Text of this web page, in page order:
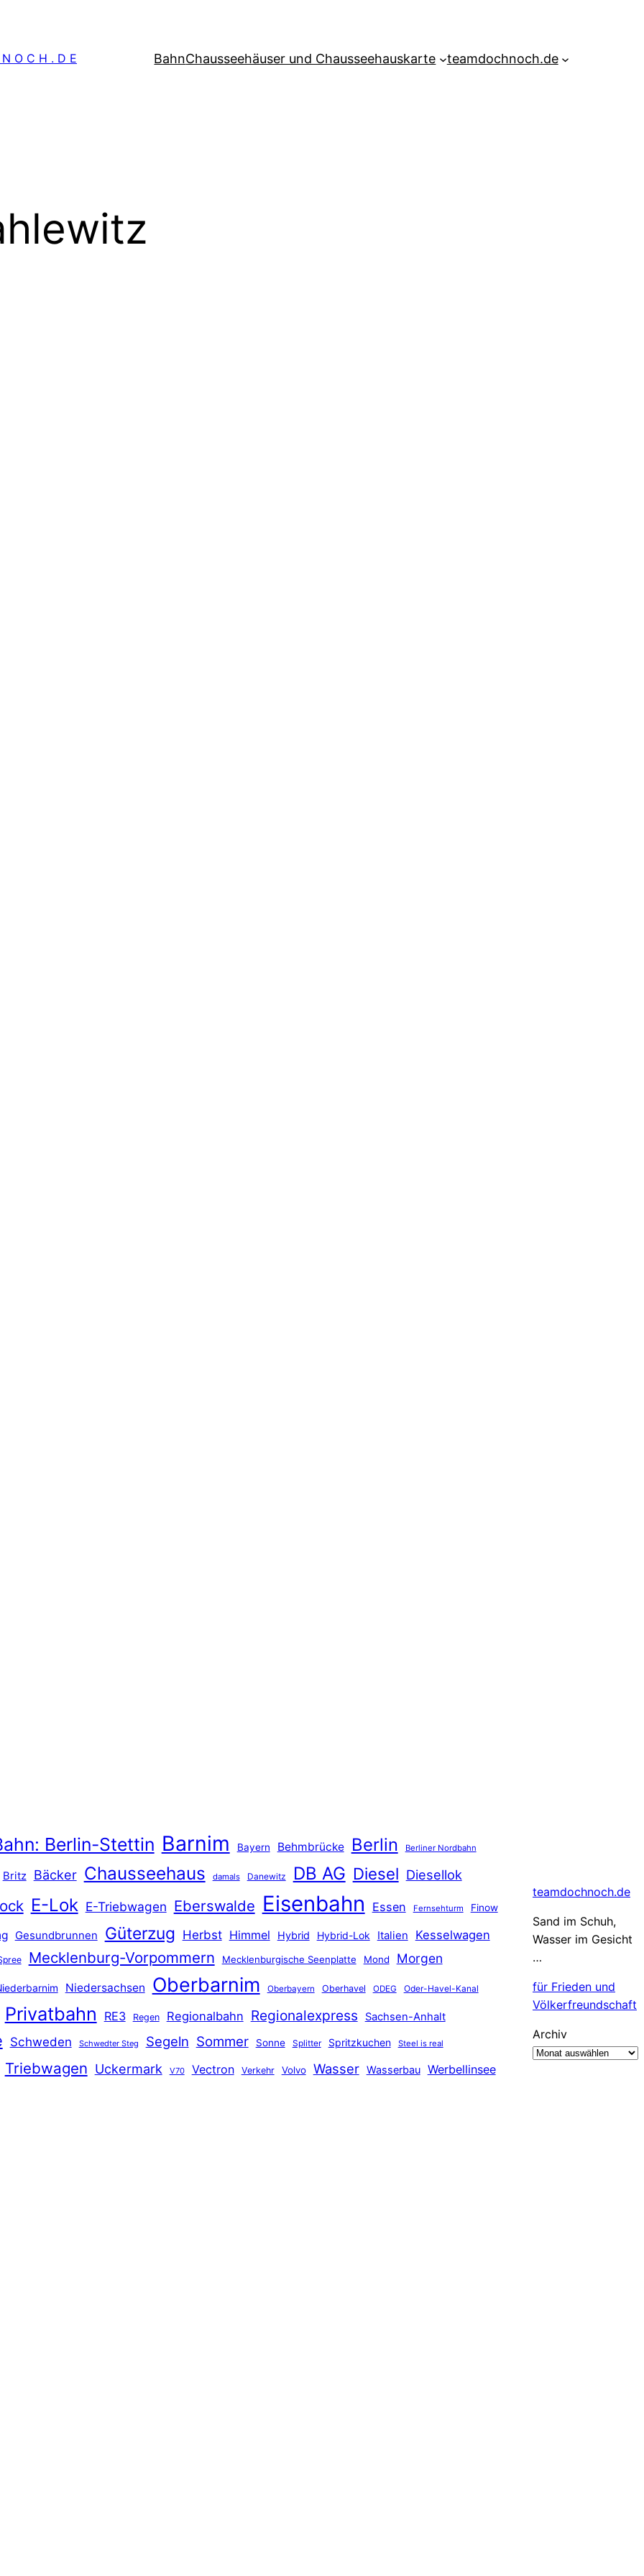
O C H . D E BahnChausseehäuser und Chausseehauskarte teamdochnoch.de
Berlin-Stettin Barnim Bayern Behmbrücke Berlin Berliner Nordbahn
Britz Bäcker Chausseehaus damals Danewitz DB AG Diesel Diesellok
E-Lok E-Triebwagen Eberswalde Eisenbahn Essen Fernsehturm Finow
Gesundbrunnen Güterzug Herbst Himmel Hybrid Hybrid-Lok Italien Kesselwagen
Mecklenburg-Vorpommern Mecklenburgische Seenplatte Mond Morgen
Niedersachsen Oberbarnim Oberbayern Oberhavel ODEG Oder-Havel-Kanal
Privatbahn RE3 Regen Regionalbahn Regionalexpress Sachsen-Anhalt
Schweden Schwedter Steg Segeln Sommer Sonne Splitter Spritzkuchen Steel is real
Triebwagen Uckermark V70 Vectron Verkehr Volvo Wasser Wasserbau Werbellinsee
teamdochnoch.de
Sand im Schuh,
Wasser im Gesicht
…
für Frieden und
Völkerfreundschaft
Archiv